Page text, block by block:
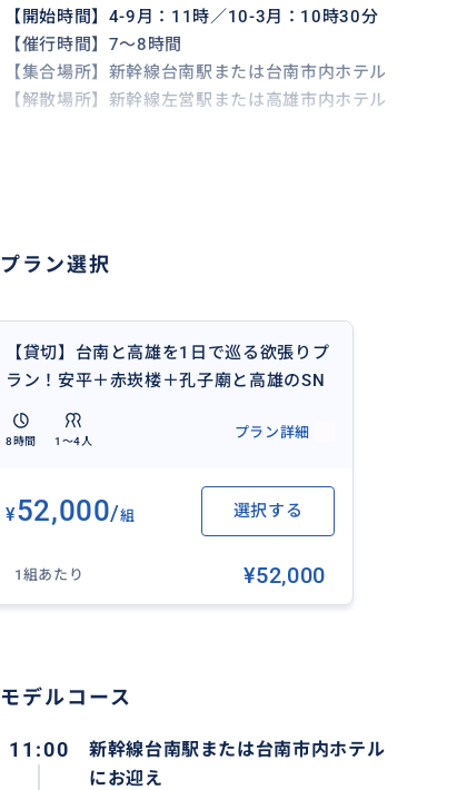
【開始時間】4-9月：11時／10-3月：10時30分
【催行時間】7～8時間
【集合場所】新幹線台南駅または台南市内ホテル
【解散場所】新幹線左営駅または高雄市内ホテル
4歳未満のお子様はチャイルドシートの着用が法律で義務
プラン選択
【貸切】台南と高雄を1日で巡る欲張りプ
ラン！安平＋赤崁楼＋孔子廟と高雄のSN
S映えスポット龍虎塔＋美麗島＜最大4名
／台南発／高雄お送り／1日／日本語ドラ
8時間 1〜4人
プラン詳細
¥52,000/組 選択する
1組あたり ¥52,000
モデルコース
11:00
新幹線台南駅または台南市内ホテル
にお迎え